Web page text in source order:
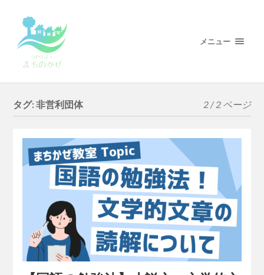
メニュー
タグ:非営利団体 2 / 2 ページ